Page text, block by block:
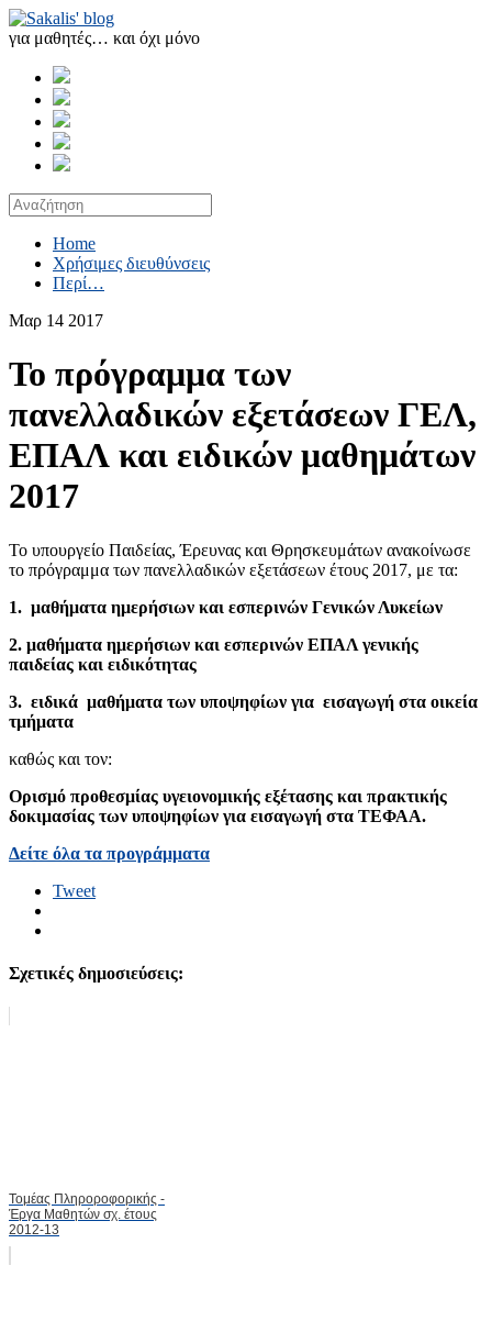
για μαθητές… και όχι μόνο
Home
Χρήσιμες διευθύνσεις
Περί…
Μαρ 14 2017
Το πρόγραμμα των
πανελλαδικών εξετάσεων ΓΕΛ,
ΕΠΑΛ και ειδικών μαθημάτων
2017
Το υπουργείο Παιδείας, Έρευνας και Θρησκευμάτων ανακοίνωσε
το πρόγραμμα των πανελλαδικών εξετάσεων έτους 2017, με τα:
1. μαθήματα ημερήσιων και εσπερινών Γενικών Λυκείων
2. μαθήματα ημερήσιων και εσπερινών ΕΠΑΛ γενικής
παιδείας και ειδικότητας
3. ειδικά μαθήματα των υποψηφίων για εισαγωγή στα οικεία
τμήματα
καθώς και τον:
Ορισμό προθεσμίας υγειονομικής εξέτασης και πρακτικής
δοκιμασίας των υποψηφίων για εισαγωγή στα ΤΕΦΑΑ.
Δείτε όλα τα προγράμματα
Tweet
Σχετικές δημοσιεύσεις:
Τομέας Πληροροφορικής -
Έργα Μαθητών σχ. έτους
2012-13